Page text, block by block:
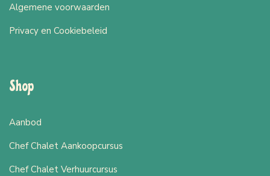
Algemene voorwaarden
Privacy en Cookiebeleid
Shop
Aanbod
Chef Chalet Aankoopcursus
Chef Chalet Verhuurcursus